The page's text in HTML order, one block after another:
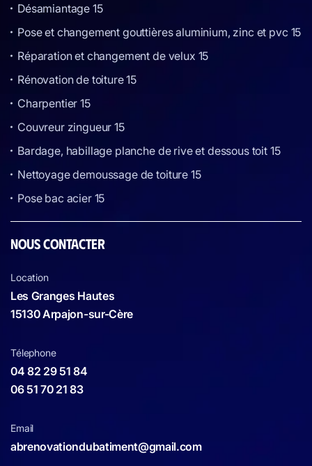
Désamiantage 15
Pose et changement gouttières aluminium, zinc et pvc 15
Réparation et changement de velux 15
Rénovation de toiture 15
Charpentier 15
Couvreur zingueur 15
Bardage, habillage planche de rive et dessous toit 15
Nettoyage demoussage de toiture 15
Pose bac acier 15
NOUS CONTACTER
Location
Les Granges Hautes
15130 Arpajon-sur-Cère
Télephone
04 82 29 51 84
06 51 70 21 83
Email
abrenovationdubatiment@gmail.com